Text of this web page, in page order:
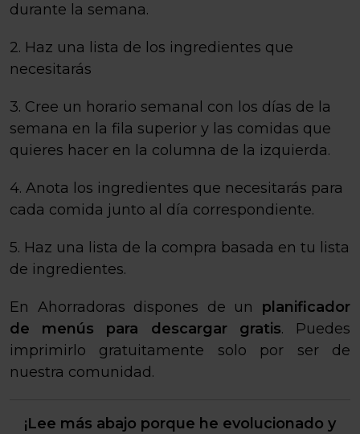
durante la semana.
2. Haz una lista de los ingredientes que
necesitarás
3. Cree un horario semanal con los días de la
semana en la fila superior y las comidas que
quieres hacer en la columna de la izquierda.
4. Anota los ingredientes que necesitarás para
cada comida junto al día correspondiente.
5. Haz una lista de la compra basada en tu lista
de ingredientes.
En Ahorradoras dispones de un planificador
de menús para descargar gratis. Puedes
imprimirlo gratuitamente solo por ser de
nuestra comunidad.
¡Lee más abajo porque he evolucionado y